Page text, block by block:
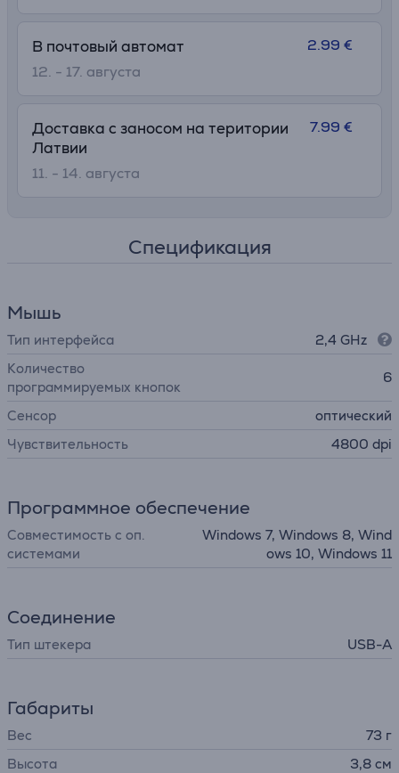
В почтовый автомат
12. - 17. августа
2.99 €
Доставка с заносом на територии
Латвии
11. - 14. августа
7.99 €
Спецификация
Мышь
Тип интерфейса
2,4 GHz
Количество
программируемых кнопок
6
Сенсор
оптический
Чувствительность
4800 dpi
Программное обеспечение
Совместимость с оп.
системами
Windows 7, Windows 8, Wind
ows 10, Windows 11
Соединение
Тип штекера USB-A
Габариты
Вес
73 г
Высота
3,8 см